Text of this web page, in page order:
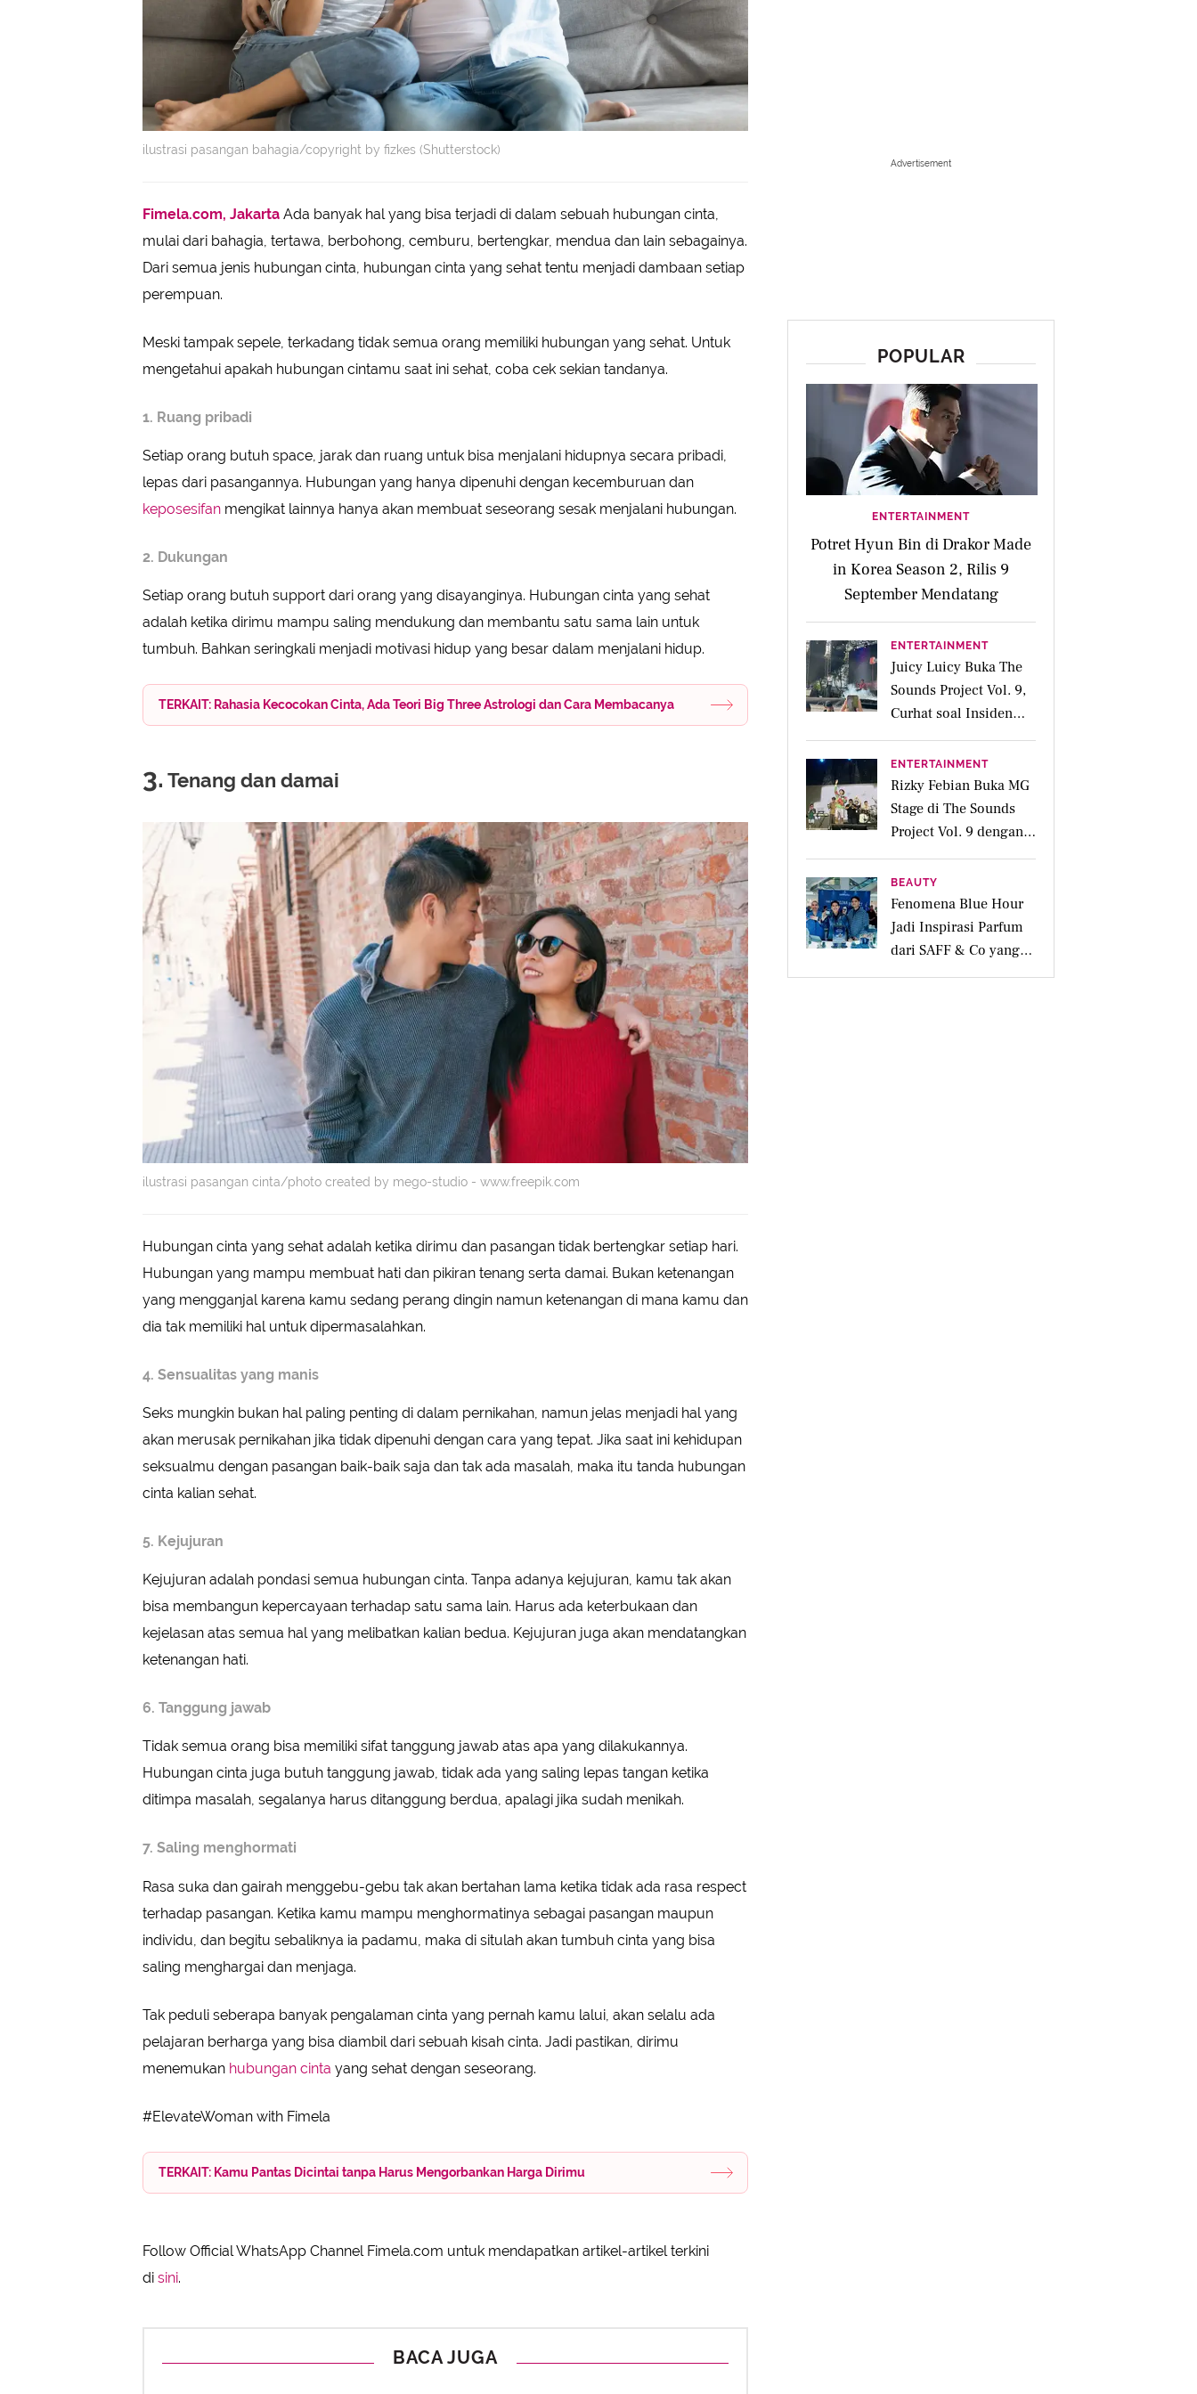
ilustrasi pasangan bahagia/copyright by fizkes (Shutterstock)
Fimela.com, Jakarta Ada banyak hal yang bisa terjadi di dalam sebuah hubungan cinta,
mulai dari bahagia, tertawa, berbohong, cemburu, bertengkar, mendua dan lain sebagainya.
Dari semua jenis hubungan cinta, hubungan cinta yang sehat tentu menjadi dambaan setiap
perempuan.
Meski tampak sepele, terkadang tidak semua orang memiliki hubungan yang sehat. Untuk
mengetahui apakah hubungan cintamu saat ini sehat, coba cek sekian tandanya.
1. Ruang pribadi
Setiap orang butuh space, jarak dan ruang untuk bisa menjalani hidupnya secara pribadi,
lepas dari pasangannya. Hubungan yang hanya dipenuhi dengan kecemburuan dan
keposesifan mengikat lainnya hanya akan membuat seseorang sesak menjalani hubungan.
2. Dukungan
Setiap orang butuh support dari orang yang disayanginya. Hubungan cinta yang sehat
adalah ketika dirimu mampu saling mendukung dan membantu satu sama lain untuk
tumbuh. Bahkan seringkali menjadi motivasi hidup yang besar dalam menjalani hidup.
TERKAIT: Rahasia Kecocokan Cinta, Ada Teori Big Three Astrologi dan Cara Membacanya
3. Tenang dan damai
ilustrasi pasangan cinta/photo created by mego-studio - www.freepik.com
Hubungan cinta yang sehat adalah ketika dirimu dan pasangan tidak bertengkar setiap hari.
Hubungan yang mampu membuat hati dan pikiran tenang serta damai. Bukan ketenangan
yang mengganjal karena kamu sedang perang dingin namun ketenangan di mana kamu dan
dia tak memiliki hal untuk dipermasalahkan.
4. Sensualitas yang manis
Seks mungkin bukan hal paling penting di dalam pernikahan, namun jelas menjadi hal yang
akan merusak pernikahan jika tidak dipenuhi dengan cara yang tepat. Jika saat ini kehidupan
seksualmu dengan pasangan baik-baik saja dan tak ada masalah, maka itu tanda hubungan
cinta kalian sehat.
5. Kejujuran
Kejujuran adalah pondasi semua hubungan cinta. Tanpa adanya kejujuran, kamu tak akan
bisa membangun kepercayaan terhadap satu sama lain. Harus ada keterbukaan dan
kejelasan atas semua hal yang melibatkan kalian bedua. Kejujuran juga akan mendatangkan
ketenangan hati.
6. Tanggung jawab
Tidak semua orang bisa memiliki sifat tanggung jawab atas apa yang dilakukannya.
Hubungan cinta juga butuh tanggung jawab, tidak ada yang saling lepas tangan ketika
ditimpa masalah, segalanya harus ditanggung berdua, apalagi jika sudah menikah.
7. Saling menghormati
Rasa suka dan gairah menggebu-gebu tak akan bertahan lama ketika tidak ada rasa respect
terhadap pasangan. Ketika kamu mampu menghormatinya sebagai pasangan maupun
individu, dan begitu sebaliknya ia padamu, maka di situlah akan tumbuh cinta yang bisa
saling menghargai dan menjaga.
Tak peduli seberapa banyak pengalaman cinta yang pernah kamu lalui, akan selalu ada
pelajaran berharga yang bisa diambil dari sebuah kisah cinta. Jadi pastikan, dirimu
menemukan hubungan cinta yang sehat dengan seseorang.
#ElevateWoman with Fimela
TERKAIT: Kamu Pantas Dicintai tanpa Harus Mengorbankan Harga Dirimu
Follow Official WhatsApp Channel Fimela.com untuk mendapatkan artikel-artikel terkini
di sini.
BACA JUGA
Advertisement
POPULAR
ENTERTAINMENT
Potret Hyun Bin di Drakor Made
in Korea Season 2, Rilis 9
September Mendatang
ENTERTAINMENT
Juicy Luicy Buka The
Sounds Project Vol. 9,
Curhat soal Insiden
Salah Kostum
ENTERTAINMENT
Rizky Febian Buka MG
Stage di The Sounds
Project Vol. 9 dengan
Deretan Hitsnya
BEAUTY
Fenomena Blue Hour
Jadi Inspirasi Parfum
dari SAFF & Co yang
Beraroma Hangat dan